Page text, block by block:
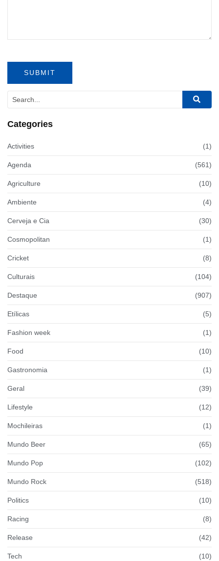
Categories
Activities (1)
Agenda (561)
Agriculture (10)
Ambiente (4)
Cerveja e Cia (30)
Cosmopolitan (1)
Cricket (8)
Culturais (104)
Destaque (907)
Etílicas (5)
Fashion week (1)
Food (10)
Gastronomia (1)
Geral (39)
Lifestyle (12)
Mochileiras (1)
Mundo Beer (65)
Mundo Pop (102)
Mundo Rock (518)
Politics (10)
Racing (8)
Release (42)
Tech (10)